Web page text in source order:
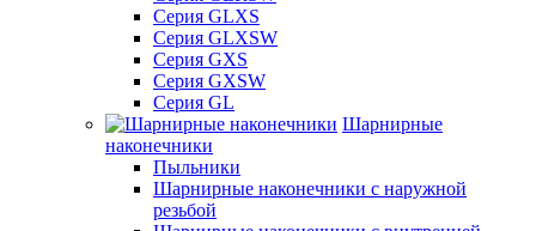
Серия GLXS
Серия GLXSW
Серия GXS
Серия GXSW
Серия GL
Шарнирные
наконечники
Пыльники
Шарнирные наконечники с наружной
резьбой